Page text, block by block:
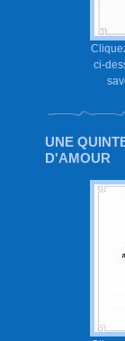
ci-
UNE
D'AMOUR